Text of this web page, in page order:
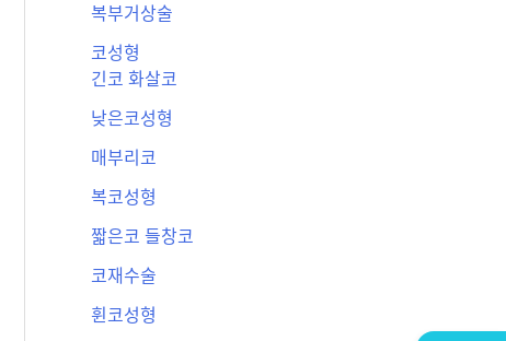
복부거상술
코성형
긴코 화살코
낮은코성형
매부리코
복코성형
짧은코 들창코
코재수술
휜코성형